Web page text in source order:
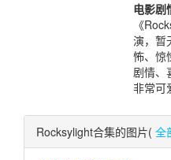
电影剧
《
演，暂
怖、惊
剧情、
非常可
Rocksylight合集的图片( 全